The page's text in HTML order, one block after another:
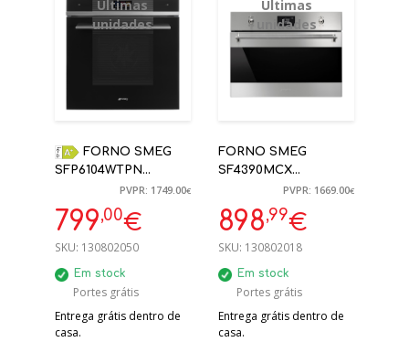
Últimas
unidades
SFP6104WTPN
TERMOVENTILADO,
PIROLÍTICO, LINEA,
60 CM, VIDRO PRETO
PVPR: 1749.00€
799,00€
SKU: 130802050
Em stock
Portes grátis
Entrega grátis dentro de
casa.
Últimas
unidades
FORNO SMEG
SF4390MCX
COMBINADO MICRO
ONDAS, LINHA
CLÁSSICA, INOX
45CM
PVPR: 1669.00€
898,99€
SKU: 130802018
Em stock
Portes grátis
Entrega grátis dentro de
casa.